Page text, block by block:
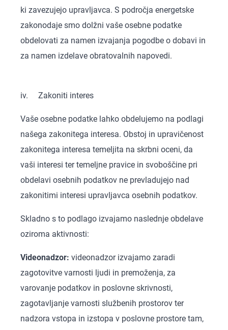
ki zavezujejo upravljavca. S področja energetske
zakonodaje smo dolžni vaše osebne podatke
obdelovati za namen izvajanja pogodbe o dobavi in
za namen izdelave obratovalnih napovedi.
iv. Zakoniti interes
Vaše osebne podatke lahko obdelujemo na podlagi
našega zakonitega interesa. Obstoj in upravičenost
zakonitega interesa temeljita na skrbni oceni, da
vaši interesi ter temeljne pravice in svoboščine pri
obdelavi osebnih podatkov ne prevladujejo nad
zakonitimi interesi upravljavca osebnih podatkov.
Skladno s to podlago izvajamo naslednje obdelave
oziroma aktivnosti:
Videonadzor: videonadzor izvajamo zaradi
zagotovitve varnosti ljudi in premoženja, za
varovanje podatkov in poslovne skrivnosti,
zagotavljanje varnosti službenih prostorov ter
nadzora vstopa in izstopa v poslovne prostore tam,